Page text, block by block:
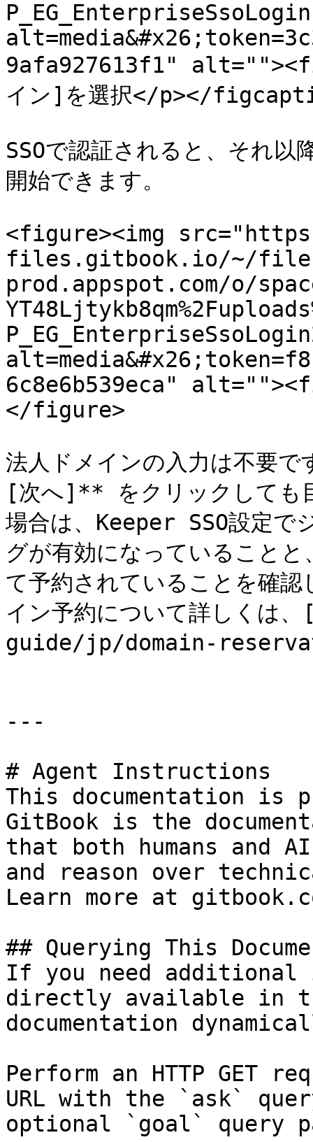
9afa927613f1"
イン]を選択</p></
SSOで認証されると、それ以
開始できます。
<figure><img
files.gitbook.io/~/
prod.appspot.com/o/
6c8e6b539eca"
</figure>
法人ドメインの入力は不要
[次へ]** をクリックしても
場合は、Keeper SSO設定で
グが有効になっていること
て予約されていることを確
イン予約について詳しく
guide/jp/domain-
---
# Agent Instructions
This documentation is
GitBook is the
that both humans and
and reason over
Learn more at
## Querying This
If you need
directly available in
documentation
Perform an HTTP GET
URL with the `ask`
optional `goal` query